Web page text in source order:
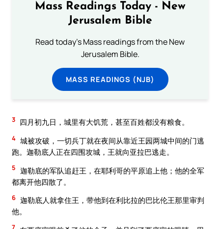
Mass Readings Today - New
Jerusalem Bible
Read today's Mass readings from the New
Jerusalem Bible.
MASS READINGS (NJB)
3 四月初九日，城里有大饥荒，甚至百姓都没有粮食。
4 城被攻破，一切兵丁就在夜间从靠近王园两城中间的门逃
跑。迦勒底人正在四围攻城，王就向亚拉巴逃走。
5 迦勒底的军队追赶王，在耶利哥的平原追上他；他的全军
都离开他四散了。
6 迦勒底人就拿住王，带他到在利比拉的巴比伦王那里审判
他。